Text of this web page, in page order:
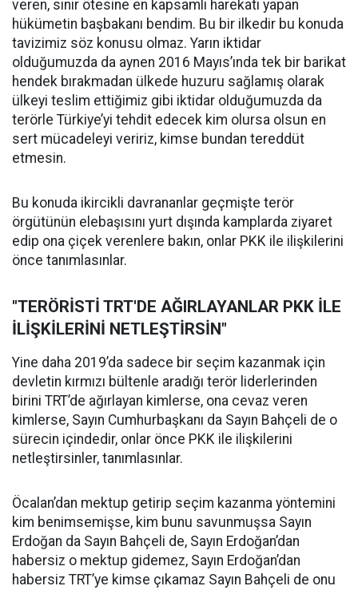
veren, sınır ötesine en kapsamlı harekatı yapan
hükümetin başbakanı bendim. Bu bir ilkedir bu konuda
tavizimiz söz konusu olmaz. Yarın iktidar
olduğumuzda da aynen 2016 Mayıs’ında tek bir barikat
hendek bırakmadan ülkede huzuru sağlamış olarak
ülkeyi teslim ettiğimiz gibi iktidar olduğumuzda da
terörle Türkiye’yi tehdit edecek kim olursa olsun en
sert mücadeleyi veririz, kimse bundan tereddüt
etmesin.
Bu konuda ikircikli davrananlar geçmişte terör
örgütünün elebaşısını yurt dışında kamplarda ziyaret
edip ona çiçek verenlere bakın, onlar PKK ile ilişkilerini
önce tanımlasınlar.
"TERÖRİSTİ TRT'DE AĞIRLAYANLAR PKK İLE
İLİŞKİLERİNİ NETLEŞTİRSİN"
Yine daha 2019’da sadece bir seçim kazanmak için
devletin kırmızı bültenle aradığı terör liderlerinden
birini TRT’de ağırlayan kimlerse, ona cevaz veren
kimlerse, Sayın Cumhurbaşkanı da Sayın Bahçeli de o
sürecin içindedir, onlar önce PKK ile ilişkilerini
netleştirsinler, tanımlasınlar.
Öcalan’dan mektup getirip seçim kazanma yöntemini
kim benimsemişse, kim bunu savunmuşsa Sayın
Erdoğan da Sayın Bahçeli de, Sayın Erdoğan’dan
habersiz o mektup gidemez, Sayın Erdoğan’dan
habersiz TRT’ye kimse çıkamaz Sayın Bahçeli de onu